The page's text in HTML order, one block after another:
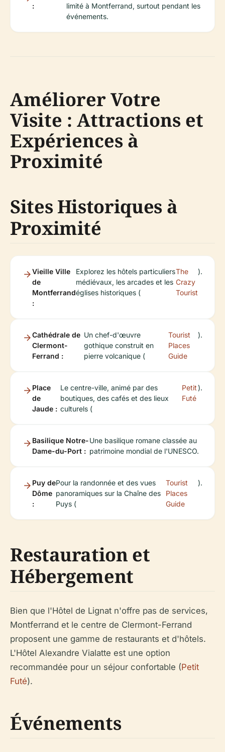
:
limité à Montferrand, surtout pendant les
événements.
Améliorer Votre
Visite : Attractions et
Expériences à
Proximité
Sites Historiques à
Proximité
Vieille Ville
de
Montferrand
:
Explorez les hôtels particuliers
médiévaux, les arcades et les
églises historiques (
The
Crazy
Tourist
).
Cathédrale de
Clermont-
Ferrand :
Un chef-d'œuvre
gothique construit en
pierre volcanique (
Tourist
Places
Guide
).
Place
de
Jaude :
Le centre-ville, animé par des
boutiques, des cafés et des lieux
culturels (
Petit
Futé
).
Basilique Notre-
Dame-du-Port :
Une basilique romane classée au
patrimoine mondial de l'UNESCO.
Puy de
Dôme
:
Pour la randonnée et des vues
panoramiques sur la Chaîne des
Puys (
Tourist
Places
Guide
).
Restauration et
Hébergement
Bien que l'Hôtel de Lignat n'offre pas de services,
Montferrand et le centre de Clermont-Ferrand
proposent une gamme de restaurants et d'hôtels.
L'Hôtel Alexandre Vialatte est une option
recommandée pour un séjour confortable (Petit
Futé).
Événements